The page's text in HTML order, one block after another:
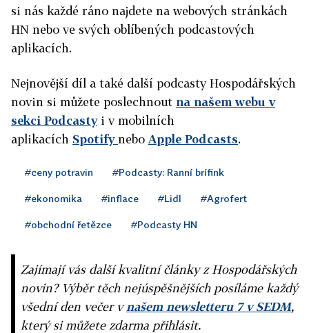
si nás každé ráno najdete na webových stránkách
HN nebo ve svých oblíbených podcastových
aplikacích.
Nejnovější díl a také další podcasty Hospodářských
novin si můžete poslechnout na našem webu v
sekci Podcastyi v mobilních
aplikacích Spotifynebo Apple Podcasts.
#ceny potravin #Podcasty: Ranní brífink
#ekonomika #inflace #Lidl #Agrofert
#obchodní řetězce #Podcasty HN
Zajímají vás další kvalitní články z Hospodářských
novin? Výběr těch nejúspěšnějších posíláme každý
všední den večer vnašem newsletteru 7 v SEDM,
který si můžete zdarma přihlásit.